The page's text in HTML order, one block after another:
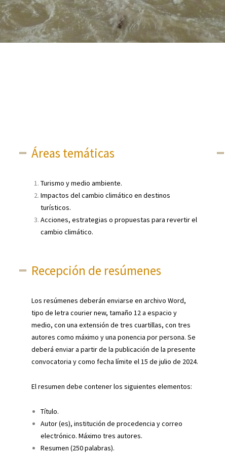
Áreas temáticas
Turismo y medio ambiente.
Impactos del cambio climático en destinos
turísticos.
Acciones, estrategias o propuestas para revertir el
cambio climático.
Recepción de resúmenes
Los resúmenes deberán enviarse en archivo Word,
tipo de letra courier new, tamaño 12 a espacio y
medio, con una extensión de tres cuartillas, con tres
autores como máximo y una ponencia por persona. Se
deberá enviar a partir de la publicación de la presente
convocatoria y como fecha límite el 15 de julio de 2024.
El resumen debe contener los siguientes elementos:
Título.
Autor (es), institución de procedencia y correo
electrónico. Máximo tres autores.
Resumen (250 palabras).